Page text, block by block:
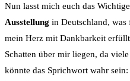
Nun lasst mich euch das
Ausstellung in Deutschland,
mein Herz mit Dankbarkeit
Schatten über mir liegen, da
könnte das Sprichwort wahr